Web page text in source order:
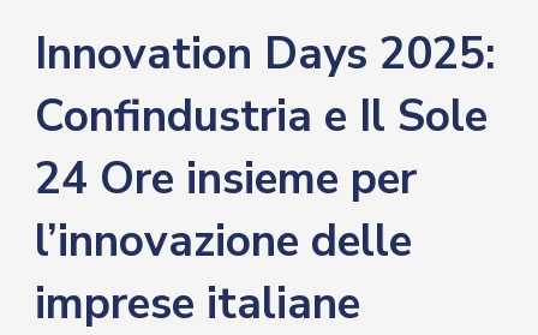
Innovation Days 2025:
Confindustria e Il Sole
24 Ore insieme per
l’innovazione delle
imprese italiane